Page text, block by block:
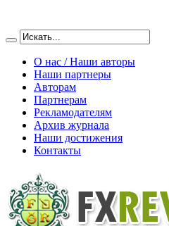
О нас / Наши авторы
Наши партнеры
Авторам
Партнерам
Рекламодателям
Архив журнала
Наши достижения
Контакты